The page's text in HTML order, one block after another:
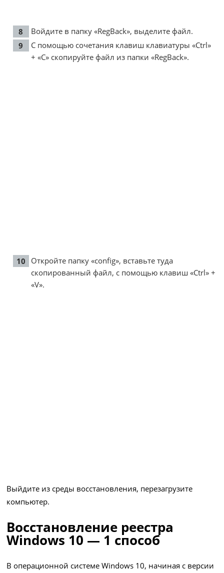
Войдите в папку «RegBack», выделите файл.
С помощью сочетания клавиш клавиатуры «Ctrl»
+ «C» скопируйте файл из папки «RegBack».
Откройте папку «config», вставьте туда
скопированный файл, с помощью клавиш «Ctrl» +
«V».
Выйдите из среды восстановления, перезагрузите
компьютер.
Восстановление реестра
Windows 10 — 1 способ
В операционной системе Windows 10, начиная с версии